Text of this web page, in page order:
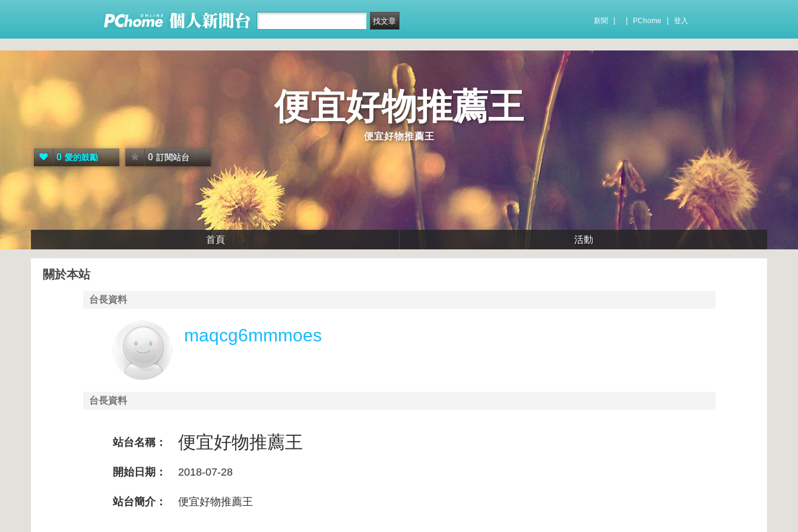
新聞 PChome 登入
便宜好物推薦王
便宜好物推薦王
0 愛的鼓勵 0 訂閱站台
首頁 活動
關於本站
台長資料
maqcg6mmmoes
台長資料
站台名稱： 便宜好物推薦王
開始日期： 2018-07-28
站台簡介： 便宜好物推薦王